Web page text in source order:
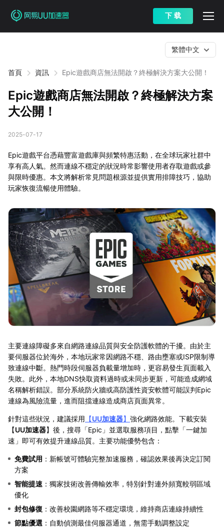
下 载
首頁 資訊 Epic遊戲商店無法開啟？終極解決方案大公開！
繁體中文
Epic遊戲商店無法開啟？終極解決方案
大公開！
2025-07-17
Epic遊戲平台憑藉豐富遊戲庫與頻繁特惠活動，在全球玩家社群中
享有高人氣。然而連線不穩定的狀況時常影響使用者存取遊戲或參
與限時優惠。本文將解析常見問題根源並提供實用排障技巧，協助
玩家恢復流暢使用體驗。
主要連線障礙多來自網路連線品質與安全防護軟體的干擾。由於主
要伺服器位於海外，本地玩家常因網路不穩、路由壅塞或ISP限制導
致連線中斷。熱門時段伺服器負載量增加時，更容易發生頁面載入
失敗。此外，本地DNS快取資料過時或未同步更新，可能造成網域
名稱解析錯誤。部分系統防火牆或高防護性資安軟體可能誤判Epic
連線為風險流量，進而阻擋連線造成商店頁面異常。
針對這些狀況，建議採用 【UU加速器】 強化網路效能。下載安裝
【UU加速器】後，搜尋「Epic」並選取服務項目，點擊「一鍵加
速」即可有效提升連線品質。主要功能優勢包含：
免費試用 ：新帳號可體驗完整加速服務，確認效果後再決定訂閱
方案
智能提速 ：獨家技術改善傳輸效率，特別針對連外頻寬較弱區域
優化
封包修復 ：改善校園網路等不穩定環境，維持商店連線持續性
節點優選 ：自動偵測最佳伺服器通道，無需手動調整設定